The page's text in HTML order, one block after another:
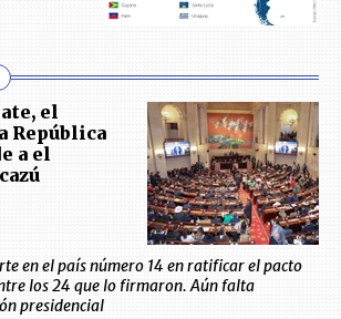
el
República
a el
en el país número 14 en ratificar el pacto
los 24 que lo firmaron. Aún falta
presidencial